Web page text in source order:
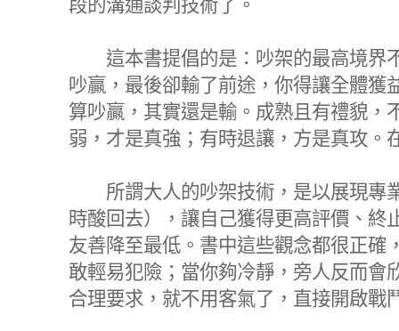
段的溝通談判技術了。
這本書提倡的是：吵架的最高境界
吵贏，最後卻輸了前途，你得讓全體獲
算吵贏，其實還是輸。成熟且有禮貌，
弱，才是真強；有時退讓，方是真攻。
所謂大人的吵架技術，是以展現專
時酸回去），讓自己獲得更高評價、
友善降至最低。書中這些觀念都很正確
敢輕易犯險；當你夠冷靜，旁人反而會
合理要求，就不用客氣了，直接開啟戰